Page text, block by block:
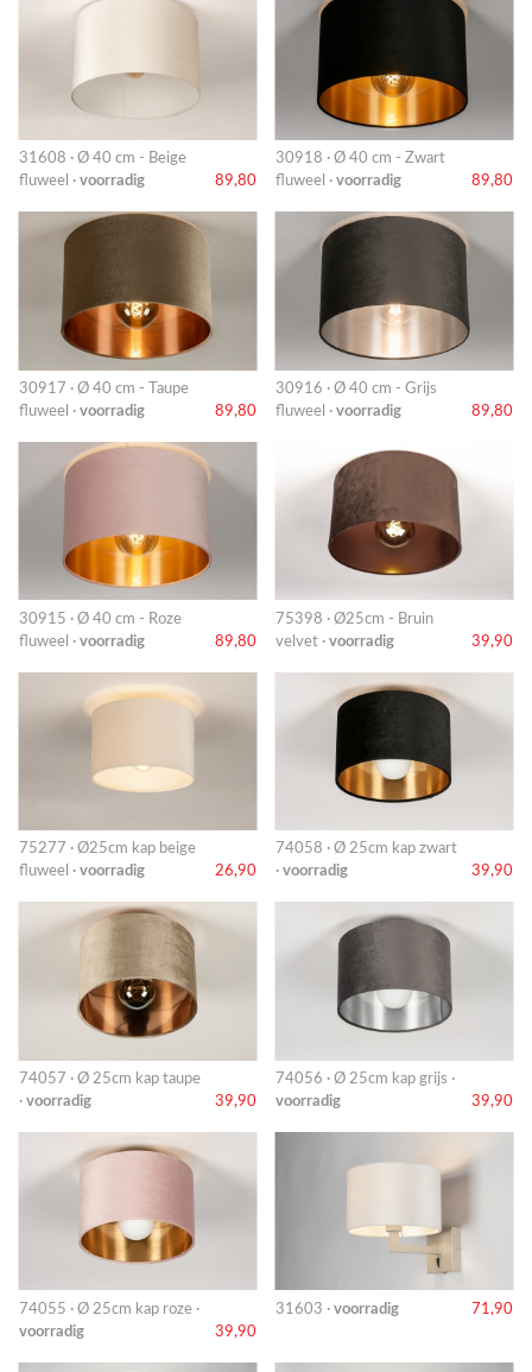
31608 · Ø 40 cm - Beige
fluweel · voorradig 89,80
30918 · Ø 40 cm - Zwart
fluweel · voorradig 89,80
30917 · Ø 40 cm - Taupe
fluweel · voorradig 89,80
30916 · Ø 40 cm - Grijs
fluweel · voorradig 89,80
30915 · Ø 40 cm - Roze
fluweel · voorradig 89,80
75398 · Ø25cm - Bruin
velvet · voorradig 39,90
75277 · Ø25cm kap beige
fluweel · voorradig 26,90
74058 · Ø 25cm kap zwart
· voorradig 39,90
74057 · Ø 25cm kap taupe
· voorradig 39,90
74056 · Ø 25cm kap grijs ·
voorradig
39,90
74055 · Ø 25cm kap roze ·
voorradig
39,90
31603 · voorradig 71,90